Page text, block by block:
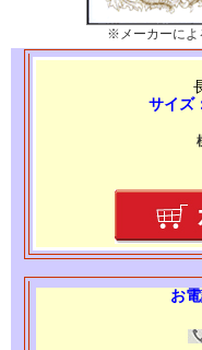
※メーカーによ
サイズ
お